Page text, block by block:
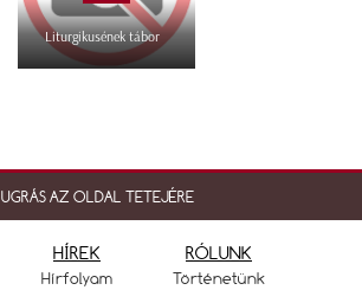
Liturgikusének tábor
UGRÁS AZ OLDAL TETEJÉRE
HÍREK
Hírfolyam
RÓLUNK
Történetünk